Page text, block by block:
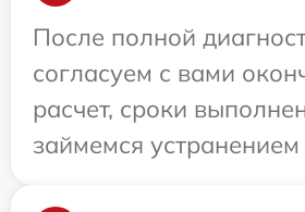
После полной
согласуем с вами
расчет, сроки
займемся